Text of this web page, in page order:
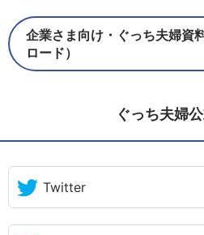
企業さま向け・ぐっち夫婦資
ロード）
ぐっち夫婦
Twitter